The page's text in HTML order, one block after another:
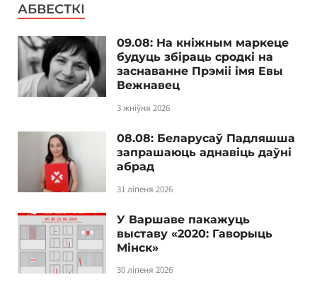
АБВЕСТКІ
09.08: На кніжным маркеце
будуць збіраць сродкі на
заснаванне Прэміі імя Евы
Вежнавец
3 жніўня 2026
08.08: Беларусаў Падляшша
запрашаюць аднавіць даўні
абрад
31 ліпеня 2026
У Варшаве пакажуць
выставу «2020: Гаворыць
Мінск»
30 ліпеня 2026